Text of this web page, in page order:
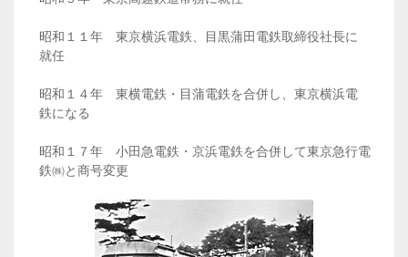
昭和１１年 東京横浜電鉄、目黒蒲田電鉄取締役社長に
就任
昭和１４年 東横電鉄・目蒲電鉄を合併し、東京横浜電
鉄になる
昭和１７年 小田急電鉄・京浜電鉄を合併して東京急行電
鉄㈱と商号変更